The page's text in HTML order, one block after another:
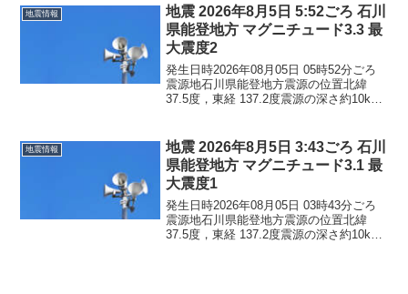
地震情報
地震 2026年8月5日 5:52ごろ 石川
県能登地方 マグニチュード3.3 最
大震度2
発生日時2026年08月05日 05時52分ごろ
震源地石川県能登地方震源の位置北緯
37.5度，東経 137.2度震源の深さ約10km
りません。震度2石川県珠洲市...
地震情報
地震 2026年8月5日 3:43ごろ 石川
県能登地方 マグニチュード3.1 最
大震度1
発生日時2026年08月05日 03時43分ごろ
震源地石川県能登地方震源の位置北緯
37.5度，東経 137.2度震源の深さ約10km